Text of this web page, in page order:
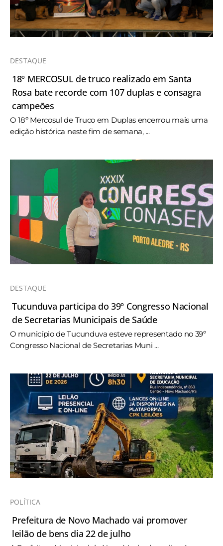
DESTAQUE
18º MERCOSUL de truco realizado em Santa
Rosa bate recorde com 107 duplas e consagra
campeões
O 18º Mercosul de Truco em Duplas encerrou mais uma
edição histórica neste fim de semana, ...
DESTAQUE
Tucunduva participa do 39º Congresso Nacional
de Secretarias Municipais de Saúde
O município de Tucunduva esteve representado no 39º
Congresso Nacional de Secretarias Muni ...
POLÍTICA
Prefeitura de Novo Machado vai promover
leilão de bens dia 22 de julho